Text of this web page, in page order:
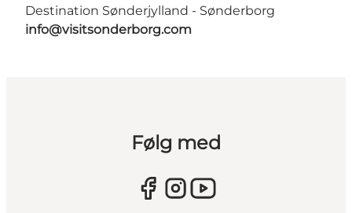
Destination Sønderjylland - Sønderborg
info@visitsonderborg.com
Følg med